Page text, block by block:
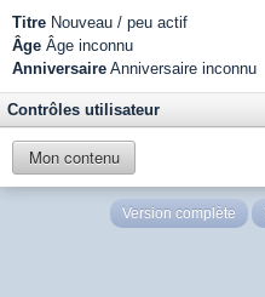
Titre Nouveau / peu actif
Âge Âge inconnu
Anniversaire Anniversaire inconnu
Contrôles utilisateur
Mon contenu
Version complète